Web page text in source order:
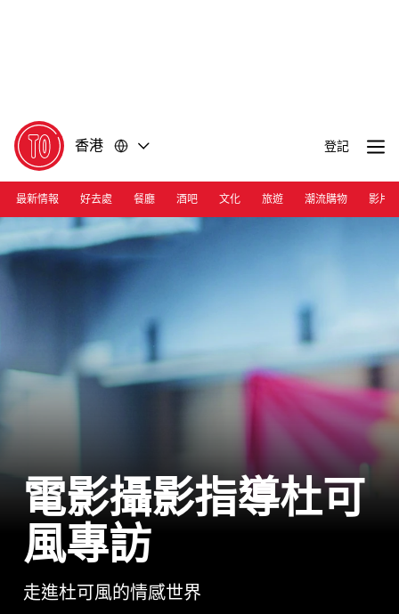
香港 登記
最新情報 好去處 餐廳 酒吧 文化 旅遊 潮流購物 影片
電影攝影指導杜可
風專訪
走進杜可風的情感世界